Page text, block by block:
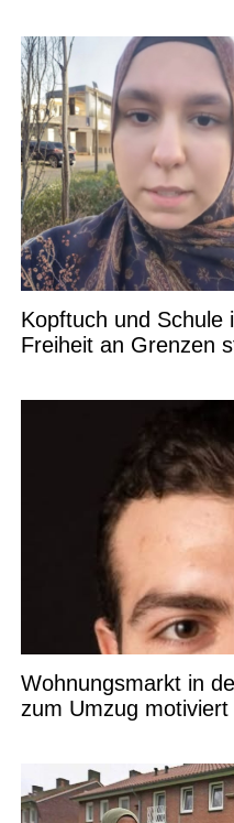
Kopftuch und Schule
Freiheit an Grenzen
Wohnungsmarkt in
zum Umzug motiviert